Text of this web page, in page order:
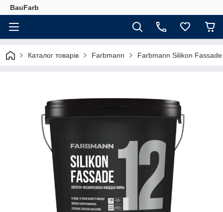
BauFarb
Каталог товарів Farbmann Farbmann Silikon